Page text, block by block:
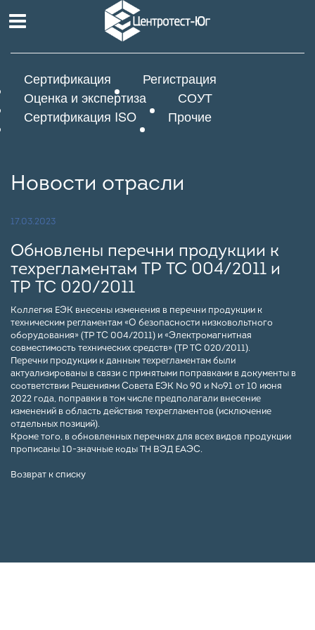
Сертификация
Регистрация
Оценка и экспертиза
СОУТ
Сертификация ISO
Прочие
Новости отрасли
17.03.2023
Обновлены перечни продукции к
техрегламентам ТР ТС 004/2011 и
ТР ТС 020/2011
Коллегия ЕЭК внесены изменения в перечни продукции к
техническим регламентам «О безопасности низковольтного
оборудования» (ТР ТС 004/2011) и «Электромагнитная
совместимость технических средств» (ТР ТС 020/2011).
Перечни продукции к данным техрегламентам были
актуализированы в связи с принятыми поправками в документы в
соответствии Решениями Совета ЕЭК № 90 и №91 от 10 июня
2022 года, поправки в том числе предполагали внесение
изменений в область действия техрегламентов (исключение
отдельных позиций).
Кроме того, в обновленных перечнях для всех видов продукции
прописаны 10-значные коды ТН ВЭД ЕАЭС.
Возврат к списку